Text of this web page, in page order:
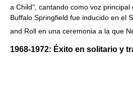
a Child", cantando como voz principal
Buffalo Springfield fue inducido en el
and Roll en una ceremonia a la que
1968-1972: Éxito en solitario y